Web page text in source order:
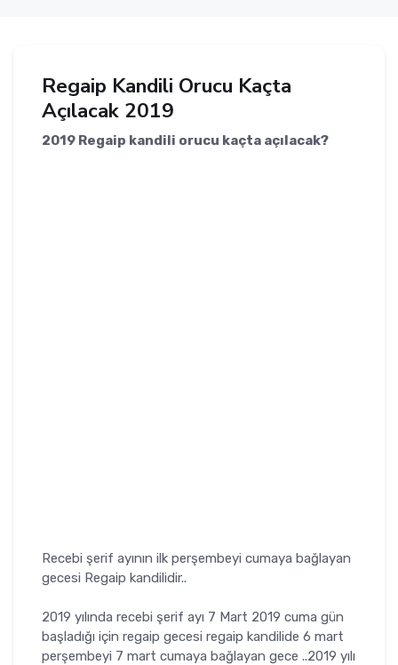
Regaip Kandili Orucu Kaçta
Açılacak 2019
2019 Regaip kandili orucu kaçta açılacak?
Recebi şerif ayının ilk perşembeyi cumaya bağlayan
gecesi Regaip kandilidir..
2019 yılında recebi şerif ayı 7 Mart 2019 cuma gün
başladığı için regaip gecesi regaip kandilide 6 mart
perşembeyi 7 mart cumaya bağlayan gece ..2019 yılı